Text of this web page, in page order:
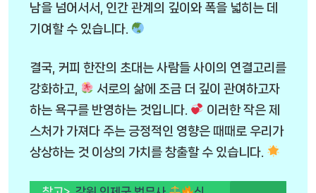
남을 넘어서서, 인간 관계의 깊이와 폭을 넓히는 데
기여할 수 있습니다.
결국, 커피 한잔의 초대는 사람들 사이의 연결고리를
강화하고,
서로의 삶에 조금 더 깊이 관여하고자
하는 욕구를 반영하는 것입니다.
이러한 작은 제
스처가 가져다 주는 긍정적인 영향은 때때로 우리가
상상하는 것 이상의 가치를 창출할 수 있습니다.